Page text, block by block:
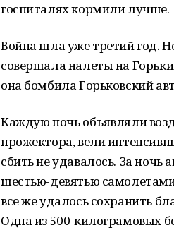
госпиталях кормили лучше.
Война шла уже третий год.
совершала налеты на
она бомбила Горьковский
Каждую ночь объявляли
прожектора, вели
сбить не удавалось. За
шестью-девятью
все же удалось сохранить
Одна из 500-килограмовых